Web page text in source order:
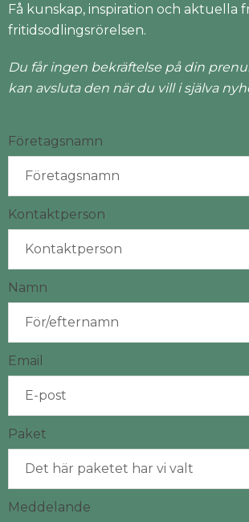
Få kunskap, inspiration och aktuella
fritidsodlingsrörelsen.
Du får ingen bekräftelse på din
kan avsluta den när du vill i själva
Företagsnamn
Kontaktperson
Namn
Email
Paket
Meddelande